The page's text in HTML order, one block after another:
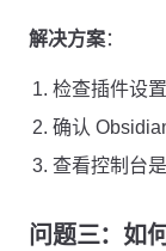
解决方案：
检查插件设
确认
查看控制台
问题三：如